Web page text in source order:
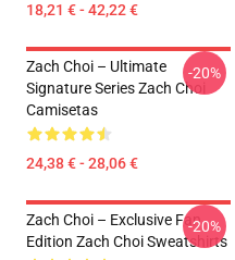
18,21 € - 42,22 €
Zach Choi – Ultimate
Signature Series Zach Choi
Camisetas
24,38 € - 28,06 €
-20%
Zach Choi – Exclusive Fan
Edition Zach Choi Sweatshirts
-20%